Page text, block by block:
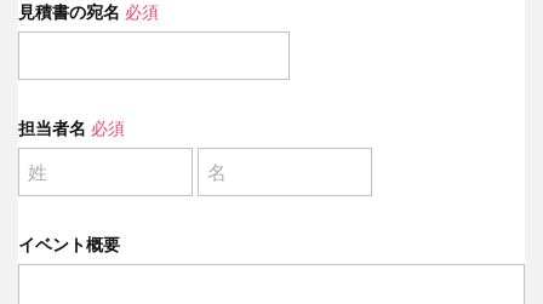
見積書の宛名 必須
担当者名 必須
イベント概要